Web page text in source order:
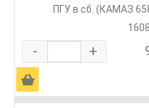
ПГУ в сб. (КАМАЗ
- +
Ä